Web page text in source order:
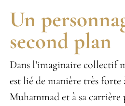
Un
second plan
Dans l’imaginaire collectif
est lié de manière très forte
Muhammad et à sa